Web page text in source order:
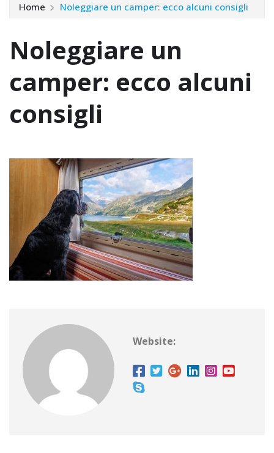
Home Noleggiare un camper: ecco alcuni consigli
Noleggiare un
camper: ecco alcuni
consigli
Website: